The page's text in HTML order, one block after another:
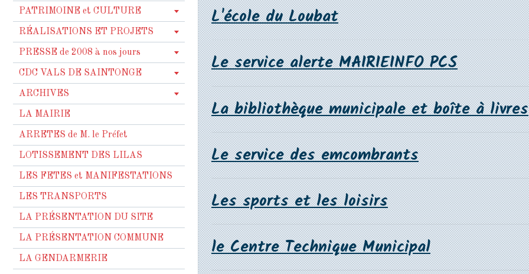
L'école du Loubat
Le service alerte MAIRIEINFO PCS
La bibliothèque municipale et boîte à livres
Le service des emcombrants
Les sports et les loisirs
le Centre Technique Municipal
PATRIMOINE et CULTURE
RÉALISATIONS ET PROJETS
PRESSE de 2008 à nos jours
CDC VALS DE SAINTONGE
ARCHIVES
LA MAIRIE
ARRETES de M. le Préfet
LOTISSEMENT DES LILAS
LES FETES et MANIFESTATIONS
LES TRANSPORTS
LA PRÉSENTATION DU SITE
LA PRÉSENTATION COMMUNE
LA GENDARMERIE